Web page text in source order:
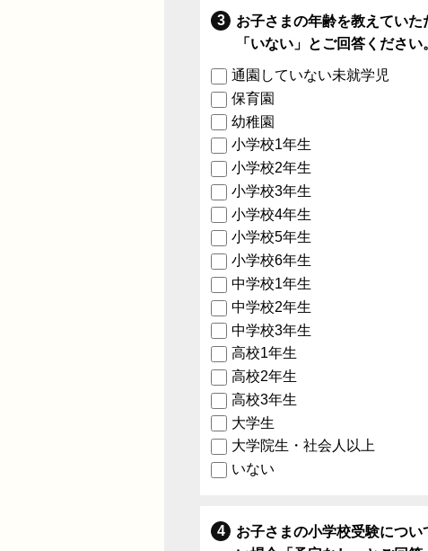
お子さまの年齢を教えてい
「いない」とご回答ください
通園していない未就学児
保育園
幼稚園
小学校1年生
小学校2年生
小学校3年生
小学校4年生
小学校5年生
小学校6年生
中学校1年生
中学校2年生
中学校3年生
高校1年生
高校2年生
高校3年生
大学生
大学院生・社会人以上
いない
お子さまの小学校受験につ